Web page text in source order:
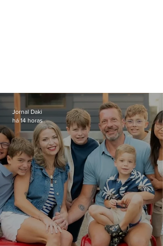
Jornal Daki
há 14 horas